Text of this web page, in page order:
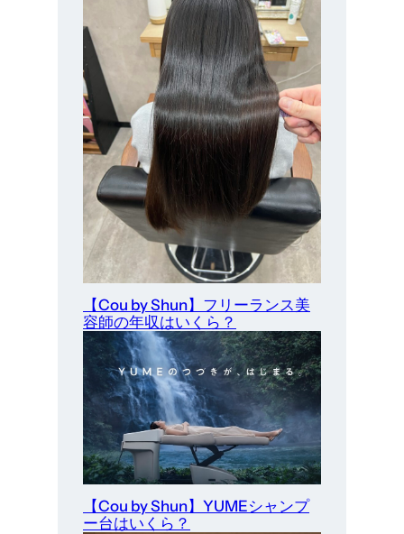
【Cou by Shun】フリーランス美
容師の年収はいくら？
【Cou by Shun】YUMEシャンプ
ー台はいくら？